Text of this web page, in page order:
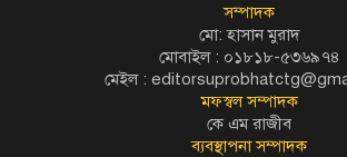
সম্পাদক
মো: হাসান মুরাদ
মোবাইল : ০১৮১৮-৫৩৬৯৭৪
মেইল :
মফস্বল সম্পাদক
কে এম রাজীব
ব্যবস্থাপনা সম্পাদক